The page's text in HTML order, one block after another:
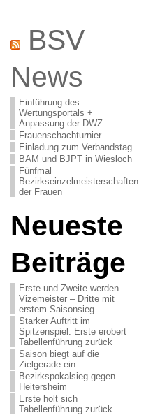
BSV
News
Einführung des
Wertungsportals +
Anpassung der DWZ
Frauenschachturnier
Einladung zum Verbandstag
BAM und BJPT in Wiesloch
Fünfmal
Bezirkseinzelmeisterschaften
der Frauen
Neueste
Beiträge
Erste und Zweite werden
Vizemeister – Dritte mit
erstem Saisonsieg
Starker Auftritt im
Spitzenspiel: Erste erobert
Tabellenführung zurück
Saison biegt auf die
Zielgerade ein
Bezirkspokalsieg gegen
Heitersheim
Erste holt sich
Tabellenführung zurück